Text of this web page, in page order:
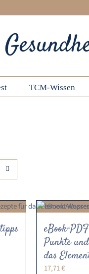
TCM-Wissen
eBook-
Punkte
das
17,71€